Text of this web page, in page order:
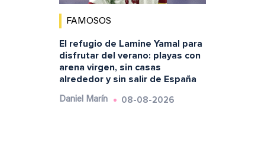
FAMOSOS
El refugio de Lamine Yamal para
disfrutar del verano: playas con
arena virgen, sin casas
alrededor y sin salir de España
Daniel Marín 08-08-2026